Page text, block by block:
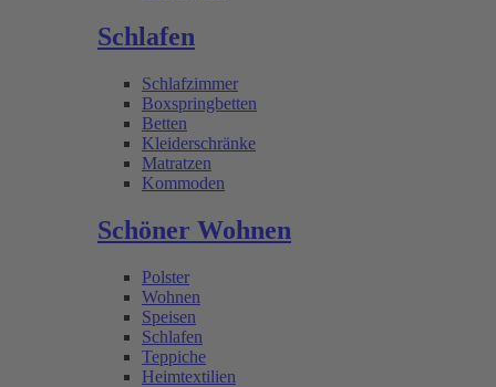
Schlafen
Schlafzimmer
Boxspringbetten
Betten
Kleiderschränke
Matratzen
Kommoden
Schöner Wohnen
Polster
Wohnen
Speisen
Schlafen
Teppiche
Heimtextilien